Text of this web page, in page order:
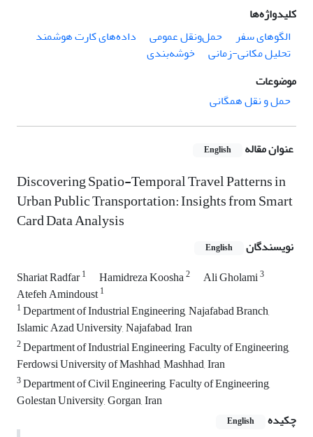
کلیدواژه‌ها
الگوهای سفر
حمل‌ونقل عمومی
داده‌های کارت هوشمند
تحلیل مکانی-زمانی
خوشه‌بندی
موضوعات
حمل و نقل همگانی
عنوان مقاله English
Discovering Spatio-Temporal Travel Patterns in
Urban Public Transportation: Insights from Smart
Card Data Analysis
نویسندگان English
Shariat Radfar1 Hamidreza Koosha2 Ali Gholami3
Atefeh Amindoust1
1Department of Industrial Engineering, Najafabad Branch,
Islamic Azad University, Najafabad, Iran
2Department of Industrial Engineering, Faculty of Engineering,
Ferdowsi University of Mashhad, Mashhad, Iran
3Department of Civil Engineering, Faculty of Engineering,
Golestan University, Gorgan, Iran
چکیده
English